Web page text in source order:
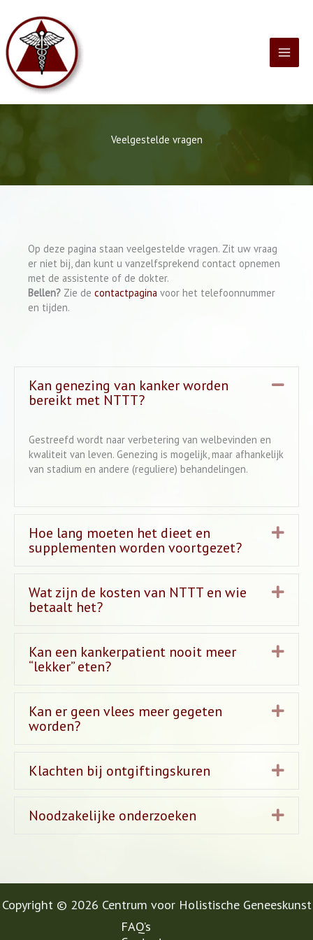
de
inhoud
Veelgestelde vragen
Op deze pagina staan veelgestelde vragen. Zit uw vraag
er niet bij, dan kunt u vanzelfsprekend contact opnemen
met de assistente of de dokter.
Bellen? Zie de contactpagina voor het telefoonnummer
en tijden.
Kan genezing van kanker worden
bereikt met NTTT?
Gestreefd wordt naar verbetering van welbevinden en
kwaliteit van leven. Genezing is mogelijk, maar afhankelijk
van stadium en andere (reguliere) behandelingen.
Hoe lang moeten het dieet en
supplementen worden voortgezet?
Wat zijn de kosten van NTTT en wie
betaalt het?
Kan een kankerpatient nooit meer
“lekker” eten?
Kan er geen vlees meer gegeten
worden?
Klachten bij ontgiftingskuren
Noodzakelijke onderzoeken
Copyright © 2026 Centrum voor Holistische Geneeskunst
FAQ’s